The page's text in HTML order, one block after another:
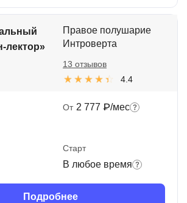
лектор»
Правое полушарие
Интроверта
4.4
13 отзывов
От 2 777 ₽/мес
Старт
В любое время
Подробнее